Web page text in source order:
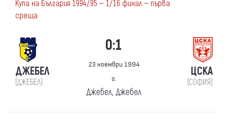
Купа на България 1994/95 — 1/16 финал — първа
среща
ДЖЕБЕЛ
(ДЖЕБЕЛ)
0:1
23 ноември 1994
г.
Джебел, Джебел
ЦСКА
(СОФИЯ)